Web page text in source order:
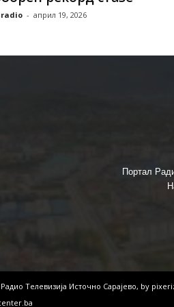
- април 19, 2026
Портал
Телевизија Источно Сарајево, by